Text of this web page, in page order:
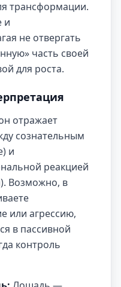
трансформации.
и
не отвергать
часть своей
для роста.
отражает
сознательным
и
реакцией
Возможно, в
или агрессию,
в пассивной
контроль